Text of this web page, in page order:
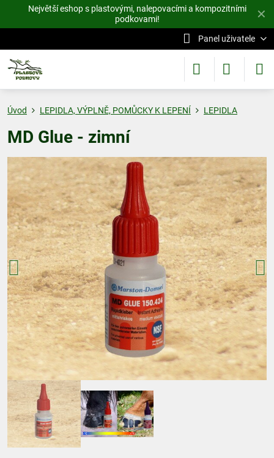
✕
Největší eshop s plastovými, nalepovacími a kompozitními
podkovami!
Panel uživatele
Úvod LEPIDLA, VÝPLNĚ, POMŮCKY K LEPENÍ LEPIDLA
MD Glue - zimní